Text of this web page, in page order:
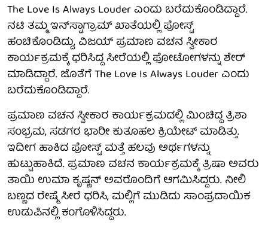
The Love Is Always Louder ಎಂದು ಬರೆದುಕೊಂಡಿದ್ದಾರೆ.
ನಟಿ ತಮ್ಮ ಇನ್‌ಸ್ಟಾಗ್ರಾಮ್ ಖಾತೆಯಲ್ಲಿ ಪೋಸ್ಟ್‌
ಹಂಚಿಕೊಂಡಿದ್ದು, ವಿಜಯ್ ಪ್ರಮಾಣ ವಚನ ಸ್ವೀಕಾರ
ಕಾರ್ಯಕ್ರಮಕ್ಕೆ ಧರಿಸಿದ್ದ ಸೀರೆಯಲ್ಲಿ ಫೋಟೋಗಳನ್ನು ಶೇರ್
ಮಾಡಿದ್ದಾರೆ. ಜೊತೆಗೆ The Love Is Always Louder ಎಂದು
ಬರೆದುಕೊಂಡಿದ್ದಾರೆ.
ಪ್ರಮಾಣ ವಚನ ಸ್ವೀಕಾರ ಕಾರ್ಯಕ್ರಮದಲ್ಲಿ ಮಿಂಚಿದ್ದ ತ್ರಿಶಾ
ಸಂಭ್ರಮ, ಸಡಗರ ಭಾರೀ ಕುತೂಹಲ ಕ್ರಿಯೇಟ್ ಮಾಡಿತ್ತು.
ಇದೀಗ ಹಾಕಿದ ಪೋಸ್ಟ್ ಮತ್ತೆ ಹಲವು ಅರ್ಥಗಳನ್ನು
ಹುಟ್ಟುಹಾಕಿದೆ. ಪ್ರಮಾಣ ವಚನ ಕಾರ್ಯಕ್ರಮಕ್ಕೆ ತ್ರಿಷಾ ಅವರು
ತಾಯಿ ಉಮಾ ಕೃಷ್ಣನ್ ಅವರೊಂದಿಗೆ ಆಗಮಿಸಿದ್ದರು. ನೀಲಿ
ಬಣ್ಣದ ರೇಷ್ಮೆ ಸೀರೆ ಧರಿಸಿ, ಮಲ್ಲಿಗೆ ಮುಡಿದು ಸಾಂಪ್ರದಾಯಿಕ
ಉಡುಪಿನಲ್ಲಿ ಕಂಗೊಳಿಸಿದ್ದರು.